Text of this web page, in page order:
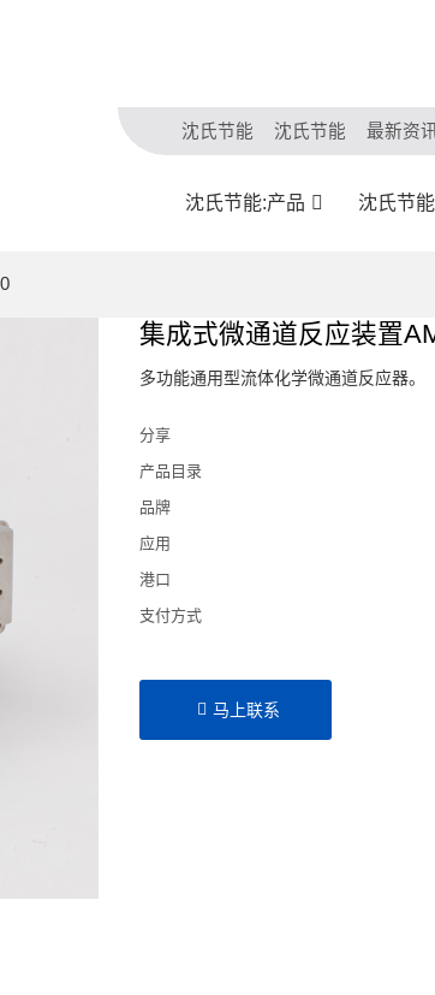
沈氏节能 沈氏节能 最新资
沈氏节能:产品 沈氏节能
集成式微通道反应装置
多功能通用型流体化学微通道反应器。
分享
产品目录
品牌
应用
港口
支付方式
马上联系